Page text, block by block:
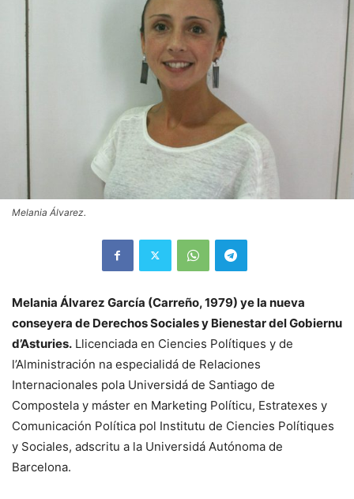
Melania Álvarez.
Melania Álvarez García (Carreño, 1979) ye la nueva
conseyera de Derechos Sociales y Bienestar del Gobiernu
d’Asturies. Llicenciada en Ciencies Polítiques y de
l’Alministración na especialidá de Relaciones
Internacionales pola Universidá de Santiago de
Compostela y máster en Marketing Políticu, Estratexes y
Comunicación Política pol Institutu de Ciencies Polítiques
y Sociales, adscritu a la Universidá Autónoma de
Barcelona.